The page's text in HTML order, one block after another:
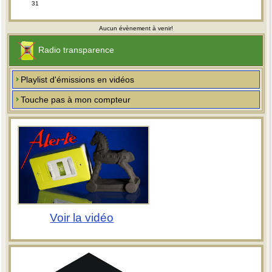
31
Aucun évènement à venir!
Radio transparence
Playlist d'émissions en vidéos
Touche pas à mon compteur
Voir la vidéo